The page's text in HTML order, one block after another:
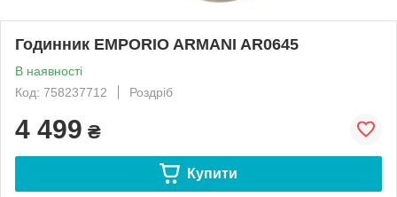
Годинник EMPORIO ARMANI AR0645
В наявності
Код: 758237712
Роздріб
4 499 ₴
Купити